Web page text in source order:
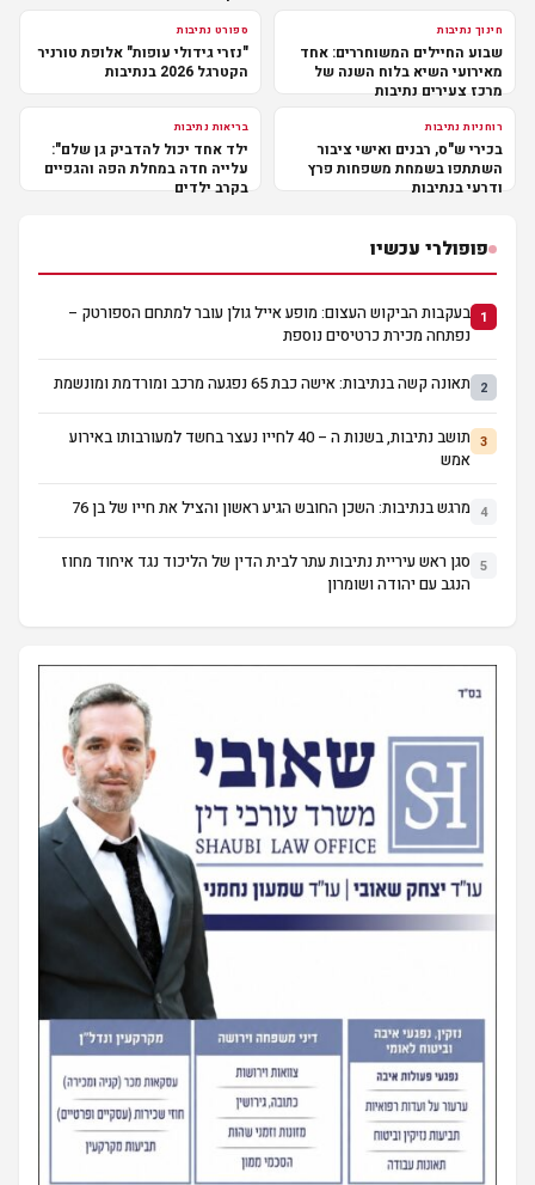
חינוך נתיבות
שבוע החיילים המשוחררים: אחד
מאירועי השיא בלוח השנה של
מרכז צעירים נתיבות
ספורט נתיבות
"נזרי גידולי עופות" אלופת טורניר
הקטרגל 2026 בנתיבות
רוחניות נתיבות
בכירי ש"ס, רבנים ואישי ציבור
השתתפו בשמחת משפחות פרץ
ודרעי בנתיבות
בריאות נתיבות
ילד אחד יכול להדביק גן שלם":
עלייה חדה במחלת הפה והגפיים
בקרב ילדים
פופולרי עכשיו
1 בעקבות הביקוש העצום: מופע אייל גולן עובר למתחם הספורטק –
נפתחה מכירת כרטיסים נוספת
2 תאונה קשה בנתיבות: אישה כבת 65 נפגעה מרכב ומורדמת ומונשמת
3
תושב נתיבות, בשנות ה – 40 לחייו נעצר בחשד למעורבותו באירוע
אמש
4 מרגש בנתיבות: השכן החובש הגיע ראשון והציל את חייו של בן 76
5 סגן ראש עיריית נתיבות עתר לבית הדין של הליכוד נגד איחוד מחוז
הנגב עם יהודה ושומרון